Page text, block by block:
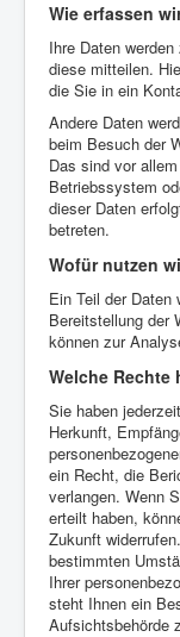
Wie erfassen
Ihre Daten
diese mitteilen.
die Sie in ein
Andere Daten
beim Besuch der
Das sind vor
Betriebssystem
dieser Daten
betreten.
Wofür nutzen
Ein Teil der Daten
Bereitstellung der
können zur
Welche Rechte
Sie haben
Herkunft,
ein Recht, die
verlangen. Wenn
erteilt haben,
Zukunft
bestimmten
Ihrer
steht Ihnen ein
Aufsichtsbehörde